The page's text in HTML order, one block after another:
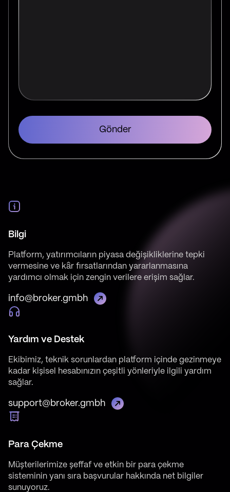
Gönder
Bilgi
Platform, yatırımcıların piyasa değişikliklerine tepki
vermesine ve kâr fırsatlarından yararlanmasına
yardımcı olmak için zengin verilere erişim sağlar.
info@broker.gmbh
Yardım ve Destek
Ekibimiz, teknik sorunlardan platform içinde gezinmeye
kadar kişisel hesabınızın çeşitli yönleriyle ilgili yardım
sağlar.
support@broker.gmbh
Para Çekme
Müşterilerimize şeffaf ve etkin bir para çekme
sisteminin yanı sıra başvurular hakkında net bilgiler
sunuyoruz.